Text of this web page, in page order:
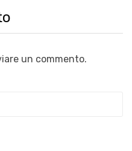
un commento.